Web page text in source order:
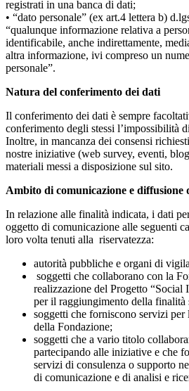
registrati in una banca di dati;
• “dato personale” (ex art.4 lettera b)
“qualunque informazione relativa a
identificabile, anche indirettamente,
altra informazione, ivi compreso un
personale”.
Natura del conferimento dei dati
Il conferimento dei dati è sempre
conferimento degli stessi l’impossibilità
Inoltre, in mancanza dei consensi
nostre iniziative (web survey, eventi,
materiali messi a disposizione sul sito.
Ambito di comunicazione e diffusione
In relazione alle finalità indicata, i dati
oggetto di comunicazione alle seguenti
loro volta tenuti alla riservatezza:
autorità pubbliche e organi di
soggetti che collaborano con la
realizzazione del Progetto “Social
per il raggiungimento della finalità
soggetti che forniscono servizi per
della Fondazione;
soggetti che a vario titolo
partecipando alle iniziative e che
servizi di consulenza o supporto
di comunicazione e di analisi e